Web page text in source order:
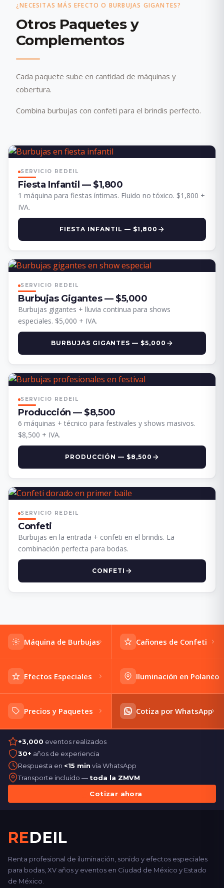
¿NECESITAS MÁS EFECTO O BURBUJAS GIGANTES?
Otros Paquetes y
Complementos
Cada paquete sube en cantidad de máquinas y
cobertura.
Combina burbujas con confeti para el brindis perfecto.
SERVICIO REDEIL
Fiesta Infantil — $1,800
1 máquina para fiestas íntimas. Fluido no tóxico. $1,800 +
IVA.
FIESTA INFANTIL — $1,800
SERVICIO REDEIL
Burbujas Gigantes — $5,000
Burbujas gigantes + lluvia continua para shows
especiales. $5,000 + IVA.
BURBUJAS GIGANTES — $5,000
SERVICIO REDEIL
Producción — $8,500
6 máquinas + técnico para festivales y shows masivos.
$8,500 + IVA.
PRODUCCIÓN — $8,500
SERVICIO REDEIL
Confeti
Burbujas en la entrada + confeti en el brindis. La
combinación perfecta para bodas.
CONFETI
Máquina de Burbujas Cañones de Confeti
Efectos Especiales Iluminación en Polanco
Precios y Paquetes Cotiza por WhatsApp
+3,000 eventos realizados
30+ años de experiencia
Respuesta en <15 min vía WhatsApp
Transporte incluido — toda la ZMVM
Cotizar ahora
REDEIL
Renta profesional de iluminación, sonido y efectos especiales
para bodas, XV años y eventos en Ciudad de México y Estado
de México.